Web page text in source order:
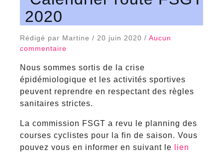
2020
Rédigé par Martine / 20 juin 2020 / Aucun
commentaire
Nous sommes sortis de la crise
épidémiologique et les activités sportives
peuvent reprendre en respectant des règles
sanitaires strictes.
La commission FSGT a revu le planning des
courses cyclistes pour la fin de saison. Vous
pouvez vous en informer en suivant le
lien